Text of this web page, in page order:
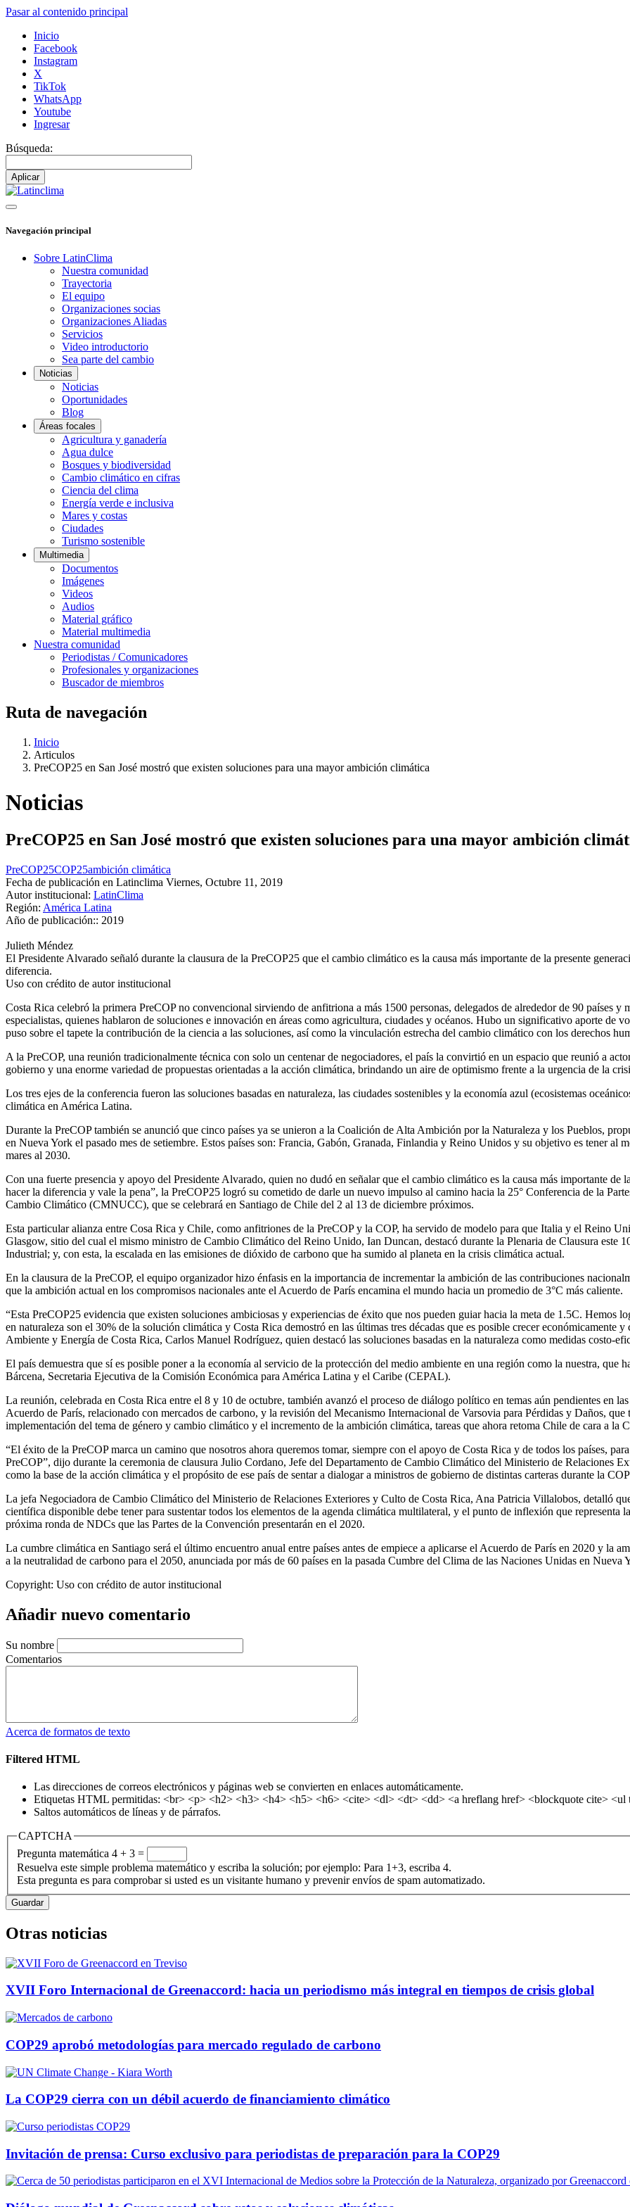
Pasar al contenido principal
Inicio
Facebook
Instagram
X
TikTok
WhatsApp
Youtube
Ingresar
Búsqueda:
Navegación principal
Sobre LatinClima
Nuestra comunidad
Trayectoria
El equipo
Organizaciones socias
Organizaciones Aliadas
Servicios
Video introductorio
Sea parte del cambio
Noticias
Noticias
Oportunidades
Blog
Áreas focales
Agricultura y ganadería
Agua dulce
Bosques y biodiversidad
Cambio climático en cifras
Ciencia del clima
Energía verde e inclusiva
Mares y costas
Ciudades
Turismo sostenible
Multimedia
Documentos
Imágenes
Videos
Audios
Material gráfico
Material multimedia
Nuestra comunidad
Periodistas / Comunicadores
Profesionales y organizaciones
Buscador de miembros
Ruta de navegación
Inicio
Articulos
PreCOP25 en San José mostró que existen soluciones para una mayor ambición climática
Noticias
PreCOP25 en San José mostró que existen soluciones para una mayor ambición
PreCOP25COP25ambición climática
Fecha de publicación en Latinclima Viernes, Octubre 11, 2019
Autor institucional: LatinClima
Región: América Latina
Año de publicación:: 2019
Julieth Méndez
El Presidente Alvarado señaló durante la clausura de la PreCOP25 que el cambio climático es la causa más importante de la presente
diferencia.
Uso con crédito de autor institucional
Costa Rica celebró la primera PreCOP no convencional sirviendo de anfitriona a más 1500 personas, delegados de alrededor de 90 países y
especialistas, quienes hablaron de soluciones e innovación en áreas como agricultura, ciudades y océanos. Hubo un significativo aporte de
puso sobre el tapete la contribución de la ciencia a las soluciones, así como la vinculación estrecha del cambio climático con los derechos
A la PreCOP, una reunión tradicionalmente técnica con solo un centenar de negociadores, el país la convirtió en un espacio que reunió a
gobierno y una enorme variedad de propuestas orientadas a la acción climática, brindando un aire de optimismo frente a la urgencia de la
Los tres ejes de la conferencia fueron las soluciones basadas en naturaleza, las ciudades sostenibles y la economía azul (ecosistemas
climática en América Latina.
Durante la PreCOP también se anunció que cinco países ya se unieron a la Coalición de Alta Ambición por la Naturaleza y los Pueblos,
en Nueva York el pasado mes de setiembre. Estos países son: Francia, Gabón, Granada, Finlandia y Reino Unidos y su objetivo es tener al
mares al 2030.
Con una fuerte presencia y apoyo del Presidente Alvarado, quien no dudó en señalar que el cambio climático es la causa más importante de
hacer la diferencia y vale la pena”, la PreCOP25 logró su cometido de darle un nuevo impulso al camino hacia la 25° Conferencia de la
Cambio Climático (CMNUCC), que se celebrará en Santiago de Chile del 2 al 13 de diciembre próximos.
Esta particular alianza entre Cosa Rica y Chile, como anfitriones de la PreCOP y la COP, ha servido de modelo para que Italia y el Reino
Glasgow, sitio del cual el mismo ministro de Cambio Climático del Reino Unido, Ian Duncan, destacó durante la Plenaria de Clausura este
Industrial; y, con esta, la escalada en las emisiones de dióxido de carbono que ha sumido al planeta en la crisis climática actual.
En la clausura de la PreCOP, el equipo organizador hizo énfasis en la importancia de incrementar la ambición de las contribuciones
que la ambición actual en los compromisos nacionales ante el Acuerdo de París encamina el mundo hacia un promedio de 3°C más caliente.
“Esta PreCOP25 evidencia que existen soluciones ambiciosas y experiencias de éxito que nos pueden guiar hacia la meta de 1.5C. Hemos
en naturaleza son el 30% de la solución climática y Costa Rica demostró en las últimas tres décadas que es posible crecer económicamente
Ambiente y Energía de Costa Rica, Carlos Manuel Rodríguez, quien destacó las soluciones basadas en la naturaleza como medidas costo-
El país demuestra que sí es posible poner a la economía al servicio de la protección del medio ambiente en una región como la nuestra,
Bárcena, Secretaria Ejecutiva de la Comisión Económica para América Latina y el Caribe (CEPAL).
La reunión, celebrada en Costa Rica entre el 8 y 10 de octubre, también avanzó el proceso de diálogo político en temas aún pendientes en
Acuerdo de París, relacionado con mercados de carbono, y la revisión del Mecanismo Internacional de Varsovia para Pérdidas y Daños,
implementación del tema de género y cambio climático y el incremento de la ambición climática, tareas que ahora retoma Chile de cara a la
“El éxito de la PreCOP marca un camino que nosotros ahora queremos tomar, siempre con el apoyo de Costa Rica y de todos los países,
PreCOP”, dijo durante la ceremonia de clausura Julio Cordano, Jefe del Departamento de Cambio Climático del Ministerio de Relaciones
como la base de la acción climática y el propósito de ese país de sentar a dialogar a ministros de gobierno de distintas carteras durante la
La jefa Negociadora de Cambio Climático del Ministerio de Relaciones Exteriores y Culto de Costa Rica, Ana Patricia Villalobos, detalló
científica disponible debe tener para sustentar todos los elementos de la agenda climática multilateral, y el punto de inflexión que
próxima ronda de NDCs que las Partes de la Convención presentarán en el 2020.
La cumbre climática en Santiago será el último encuentro anual entre países antes de empiece a aplicarse el Acuerdo de París en 2020 y la
a la neutralidad de carbono para el 2050, anunciada por más de 60 países en la pasada Cumbre del Clima de las Naciones Unidas en
Copyright: Uso con crédito de autor institucional
Añadir nuevo comentario
Su nombre
Comentarios
Acerca de formatos de texto
Filtered HTML
Las direcciones de correos electrónicos y páginas web se convierten en enlaces automáticamente.
Etiquetas HTML permitidas: <br> <p> <h2> <h3> <h4> <h5> <h6> <cite> <dl> <dt> <dd> <a hreflang href> <blockquote cite>
Saltos automáticos de líneas y de párrafos.
CAPTCHA
Pregunta matemática 4 + 3 =
Resuelva este simple problema matemático y escriba la solución; por ejemplo: Para 1+3, escriba 4.
Esta pregunta es para comprobar si usted es un visitante humano y prevenir envíos de spam automatizado.
Otras noticias
XVII Foro Internacional de Greenaccord: hacia un periodismo más integral en tiempos de crisis global
COP29 aprobó metodologías para mercado regulado de carbono
La COP29 cierra con un débil acuerdo de financiamiento climático
Invitación de prensa: Curso exclusivo para periodistas de preparación para la COP29